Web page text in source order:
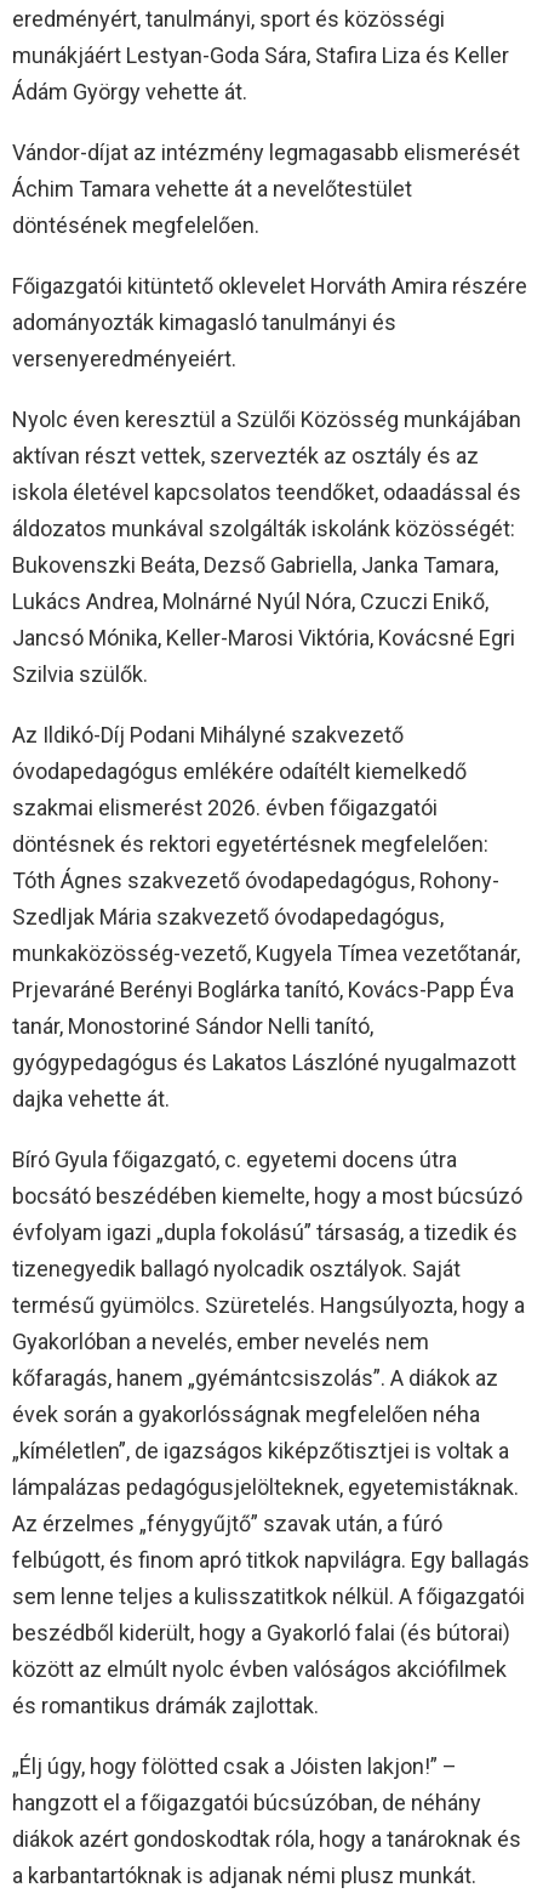
eredményért, tanulmányi, sport és közösségi
munákjáért Lestyan-Goda Sára, Stafira Liza és Keller
Ádám György vehette át.
Vándor-díjat az intézmény legmagasabb elismerését
Áchim Tamara vehette át a nevelőtestület
döntésének megfelelően.
Főigazgatói kitüntető oklevelet Horváth Amira részére
adományozták kimagasló tanulmányi és
versenyeredményeiért.
Nyolc éven keresztül a Szülői Közösség munkájában
aktívan részt vettek, szervezték az osztály és az
iskola életével kapcsolatos teendőket, odaadással és
áldozatos munkával szolgálták iskolánk közösségét:
Bukovenszki Beáta, Dezső Gabriella, Janka Tamara,
Lukács Andrea, Molnárné Nyúl Nóra, Czuczi Enikő,
Jancsó Mónika, Keller-Marosi Viktória, Kovácsné Egri
Szilvia szülők.
Az Ildikó-Díj Podani Mihályné szakvezető
óvodapedagógus emlékére odaítélt kiemelkedő
szakmai elismerést 2026. évben főigazgatói
döntésnek és rektori egyetértésnek megfelelően:
Tóth Ágnes szakvezető óvodapedagógus, Rohony-
Szedljak Mária szakvezető óvodapedagógus,
munkaközösség-vezető, Kugyela Tímea vezetőtanár,
Prjevaráné Berényi Boglárka tanító, Kovács-Papp Éva
tanár, Monostoriné Sándor Nelli tanító,
gyógypedagógus és Lakatos Lászlóné nyugalmazott
dajka vehette át.
Bíró Gyula főigazgató, c. egyetemi docens útra
bocsátó beszédében kiemelte, hogy a most búcsúzó
évfolyam igazi „dupla fokolású” társaság, a tizedik és
tizenegyedik ballagó nyolcadik osztályok. Saját
termésű gyümölcs. Szüretelés. Hangsúlyozta, hogy a
Gyakorlóban a nevelés, ember nevelés nem
kőfaragás, hanem „gyémántcsiszolás”. A diákok az
évek során a gyakorlósságnak megfelelően néha
„kíméletlen”, de igazságos kiképzőtisztjei is voltak a
lámpalázas pedagógusjelölteknek, egyetemistáknak.
Az érzelmes „fénygyűjtő” szavak után, a fúró
felbúgott, és finom apró titkok napvilágra. Egy ballagás
sem lenne teljes a kulisszatitkok nélkül. A főigazgatói
beszédből kiderült, hogy a Gyakorló falai (és bútorai)
között az elmúlt nyolc évben valóságos akciófilmek
és romantikus drámák zajlottak.
„Élj úgy, hogy fölötted csak a Jóisten lakjon!” –
hangzott el a főigazgatói búcsúzóban, de néhány
diákok azért gondoskodtak róla, hogy a tanároknak és
a karbantartóknak is adjanak némi plusz munkát.